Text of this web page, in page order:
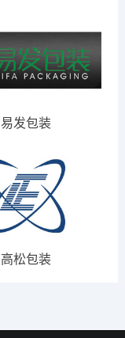
易发包装
高松包装